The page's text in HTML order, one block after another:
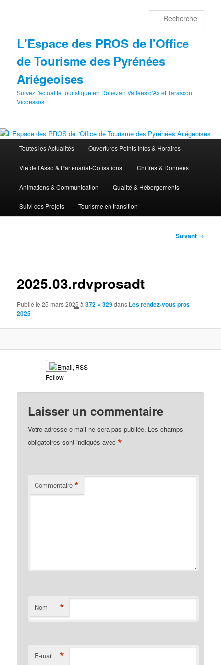
L'Espace des PROS de l'Office
de Tourisme des Pyrénées
Ariégeoises
Suivez l'actualité touristique en Donezan Vallées d'Ax et Tarascon
Vicdessos
principal
Toutes les Actualités Ouvertures Points Infos & Horaires
Vie de l’Asso & Partenariat-Cotisations Chiffres & Données
Animations & Communication Qualité & Hébergements
Suivi des Projets Tourisme en transition
Suivant →
2025.03.rdvprosadt
Publié le25 mars 2025 à372 × 329dans Les rendez-vous pros
2025
Follow
Laisser un commentaire
Votre adresse e-mail ne sera pas publiée. Les champs
obligatoires sont indiqués avec*
Commentaire *
Nom *
E-mail *